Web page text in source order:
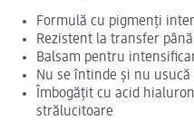
Formulă cu pigmenți
Rezistent la transfer până
Balsam pentru
Nu se întinde și nu usucă
Îmbogățit cu acid
strălucitoare